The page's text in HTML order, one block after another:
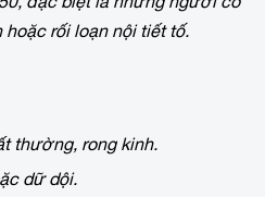
rối loạn nội tiết tố.
thường, rong kinh.
dữ dội.